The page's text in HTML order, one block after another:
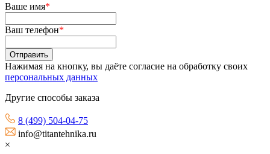
Ваше имя*
Ваш телефон*
Нажимая на кнопку, вы даёте согласие на обработку своих
персональных данных
Другие способы заказа
8 (499) 504-04-75
info@titantehnika.ru
×